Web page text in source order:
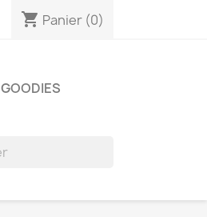
shopping_cart Panier (0)
GOODIES